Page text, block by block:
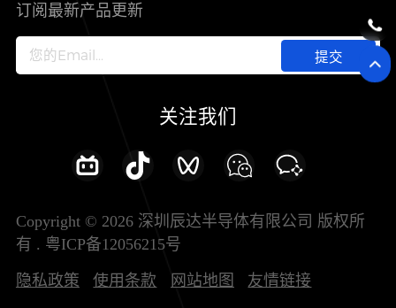
新兴行业
加入我们
订阅最新产品更新
提交
关注我们
Copyright © 2026 深圳辰达半导体有限公司 版权所
有 . 粤ICP备12056215号
隐私政策 使用条款 网站地图 友情链接